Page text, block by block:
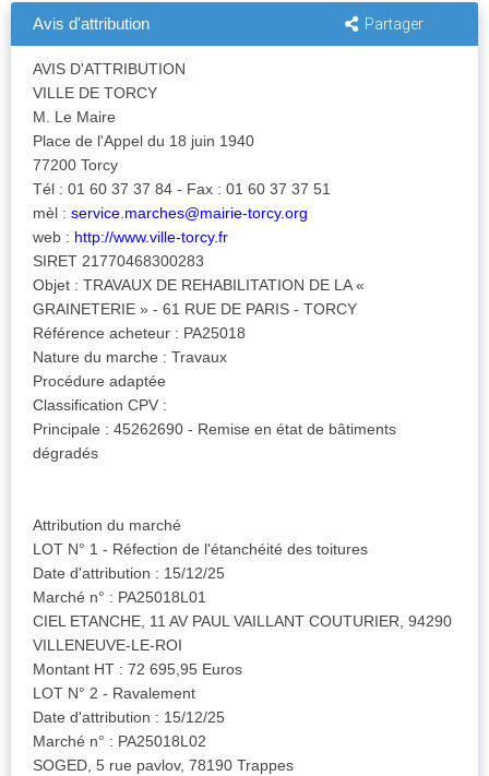
Avis d'attribution Partager
AVIS D'ATTRIBUTION
VILLE DE TORCY
M. Le Maire
Place de l'Appel du 18 juin 1940
77200 Torcy
Tél : 01 60 37 37 84 - Fax : 01 60 37 37 51
mèl : service.marches@mairie-torcy.org
web : http://www.ville-torcy.fr
SIRET 21770468300283
Objet : TRAVAUX DE REHABILITATION DE LA «
GRAINETERIE » - 61 RUE DE PARIS - TORCY
Référence acheteur : PA25018
Nature du marche : Travaux
Procédure adaptée
Classification CPV :
Principale : 45262690 - Remise en état de bâtiments
dégradés
Attribution du marché
LOT N° 1 - Réfection de l'étanchéité des toitures
Date d'attribution : 15/12/25
Marché n° : PA25018L01
CIEL ETANCHE, 11 AV PAUL VAILLANT COUTURIER, 94290
VILLENEUVE-LE-ROI
Montant HT : 72 695,95 Euros
LOT N° 2 - Ravalement
Date d'attribution : 15/12/25
Marché n° : PA25018L02
SOGED, 5 rue pavlov, 78190 Trappes